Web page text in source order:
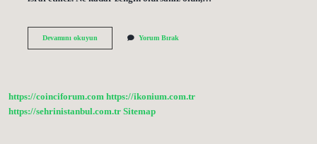
Devamını okuyunTutumlu
Yorum Bırak
https://coinciforum.com https://ikonium.com.tr
https://sehrinistanbul.com.tr Sitemap